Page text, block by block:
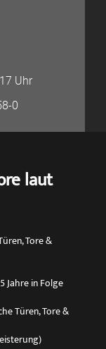
Uhr
0
laut
Tore &
Jahre in Folge
Türen, Tore &